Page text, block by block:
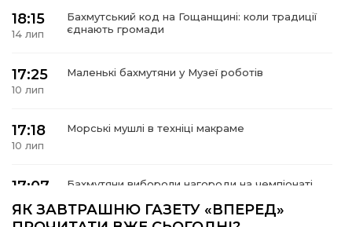
політика
місія
18:15
14 лип
Бахмутський код на Гощанщині: коли традиції
єднають громади
17:25
10 лип
Маленькі бахмутяни у Музеї роботів
17:18
10 лип
Морські мушлі в техніці макраме
17:07
Бахмутяни вибороли нагороди на чемпіонаті
ЯК ЗАВТРАШНЮ ГАЗЕТУ «ВПЕРЕД»